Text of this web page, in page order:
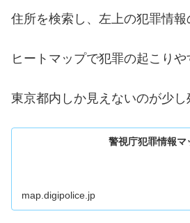
住所を検索し、左上の犯罪情報
ヒートマップで犯罪の起こりや
東京都内しか見えないのが少し
警視庁犯罪情報マ
map.digipolice.jp